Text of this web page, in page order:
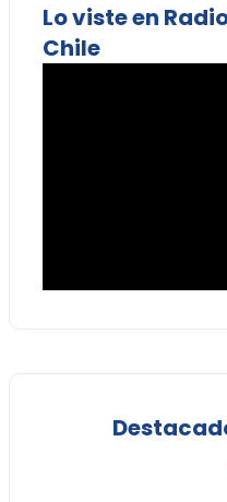
Lo viste en
Chile